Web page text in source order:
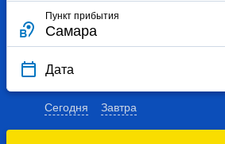
Пункт прибытия
Дата
Сегодня Завтра